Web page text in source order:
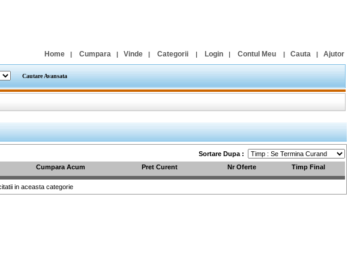
Home | Cumpara | Vinde | Categorii | Login | Contul Meu | Cauta | Ajutor
Cautare Avansata
Sortare Dupa :
Cumpara Acum Pret Curent Nr Oferte Timp Final
in aceasta categorie